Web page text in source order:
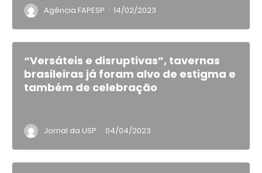
Agência FAPESP · 14/02/2023
“Versáteis e disruptivas”, tavernas
brasileiras já foram alvo de estigma e
também de celebração
Jornal da USP · 04/04/2023